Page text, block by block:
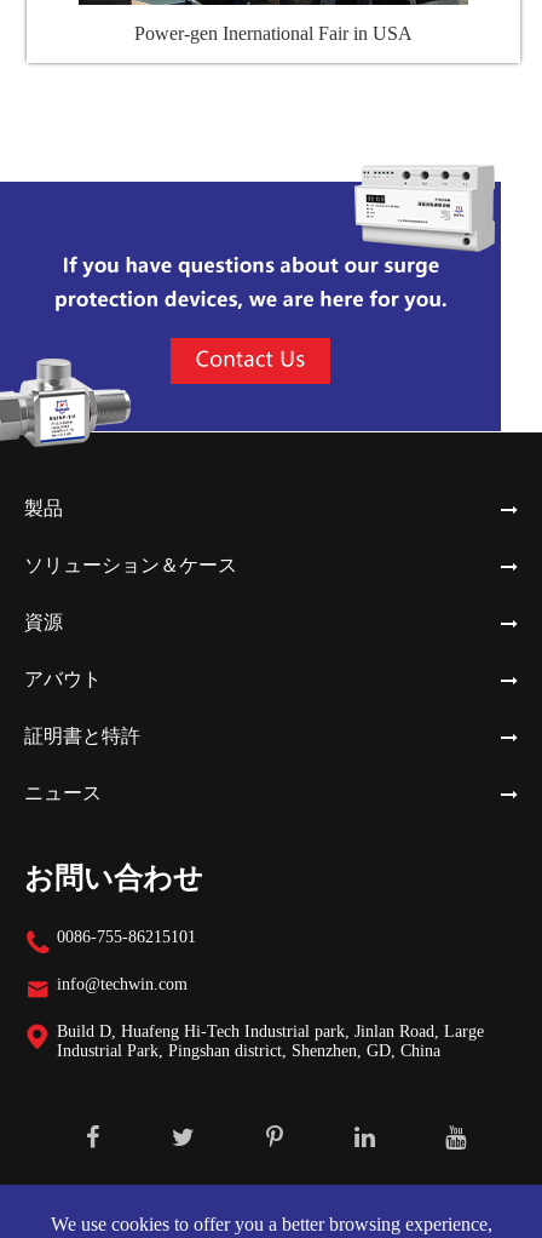
Power-gen Inernational Fair in USA
製品
ソリューション＆ケース
資源
アバウト
証明書と特許
ニュース
お問い合わせ
 0086-755-86215101
 info@techwin.com
 Build D, Huafeng Hi-Tech Industrial park, Jinlan Road, Large
Industrial Park, Pingshan district, Shenzhen, GD, China
社.
We use cookies to offer you a better browsing experience,